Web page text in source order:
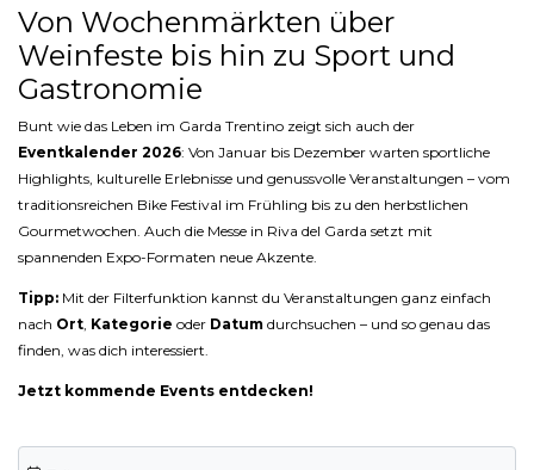
Von Wochenmärkten über
Weinfeste bis hin zu Sport und
Gastronomie
Bunt wie das Leben im Garda Trentino zeigt sich auch der
Eventkalender 2026: Von Januar bis Dezember warten sportliche
Highlights, kulturelle Erlebnisse und genussvolle Veranstaltungen – vom
traditionsreichen Bike Festival im Frühling bis zu den herbstlichen
Gourmetwochen. Auch die Messe in Riva del Garda setzt mit
spannenden Expo-Formaten neue Akzente.
Tipp: Mit der Filterfunktion kannst du Veranstaltungen ganz einfach
nach Ort Kategorie oder Datum durchsuchen – und so genau das
finden, was dich interessiert.
Jetzt kommende Events entdecken!